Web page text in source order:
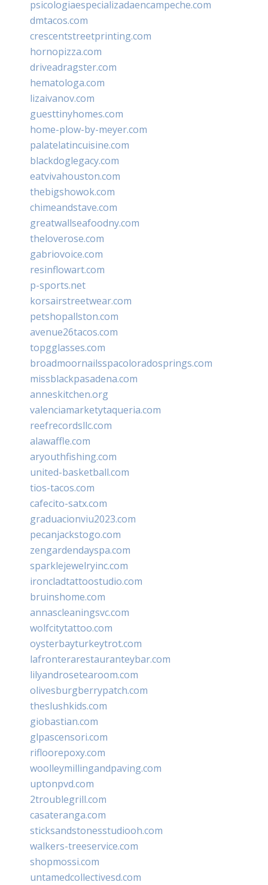
psicologiaespecializadaencampeche.com
dmtacos.com
crescentstreetprinting.com
hornopizza.com
driveadragster.com
hematologa.com
lizaivanov.com
guesttinyhomes.com
home-plow-by-meyer.com
palatelatincuisine.com
blackdoglegacy.com
eatvivahouston.com
thebigshowok.com
chimeandstave.com
greatwallseafoodny.com
theloverose.com
gabriovoice.com
resinflowart.com
p-sports.net
korsairstreetwear.com
petshopallston.com
avenue26tacos.com
topgglasses.com
broadmoornailsspacoloradosprings.com
missblackpasadena.com
anneskitchen.org
valenciamarketytaqueria.com
reefrecordsllc.com
alawaffle.com
aryouthfishing.com
united-basketball.com
tios-tacos.com
cafecito-satx.com
graduacionviu2023.com
pecanjackstogo.com
zengardendayspa.com
sparklejewelryinc.com
ironcladtattoostudio.com
bruinshome.com
annascleaningsvc.com
wolfcitytattoo.com
oysterbayturkeytrot.com
lafronterarestauranteybar.com
lilyandrosetearoom.com
olivesburgberrypatch.com
theslushkids.com
giobastian.com
glpascensori.com
rifloorepoxy.com
woolleymillingandpaving.com
uptonpvd.com
2troublegrill.com
casateranga.com
sticksandstonesstudiooh.com
walkers-treeservice.com
shopmossi.com
untamedcollectivesd.com